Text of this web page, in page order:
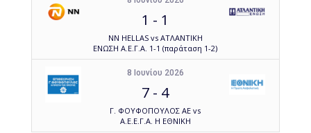
1 - 1
NN HELLAS vs ΑΤΛΑΝΤΙΚΗ
ΕΝΩΣΗ Α.Ε.Γ.Α. 1-1 (παράταση 1-2)
8 Ιουνίου 2026
7 - 4
Γ. ΦΟΥΦΟΠΟΥΛΟΣ ΑΕ vs
Α.Ε.Ε.Γ.Α. Η ΕΘΝΙΚΗ